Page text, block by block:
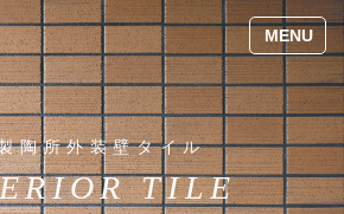
陶所外装壁タイル
TILE